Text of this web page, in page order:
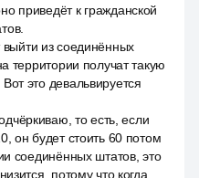
приведёт к гражданской
из соединённых
территории получат такую
это девальвируется
то есть, если
он будет стоить 60 потом
соединённых штатов, это
потому что когда